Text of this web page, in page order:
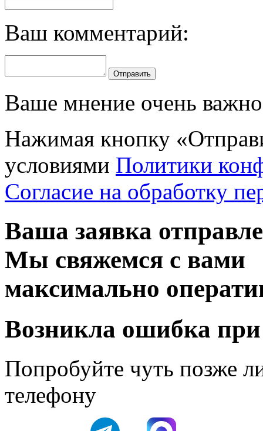
Ваш комментарий:
Отправить
Ваше мнение очень
Нажимая кнопку
условиями Политики
Согласие на обработку
Ваша заявка
Мы свяжемся с вами
максимально
Возникла ошибка при
Попробуйте чуть позже
телефону